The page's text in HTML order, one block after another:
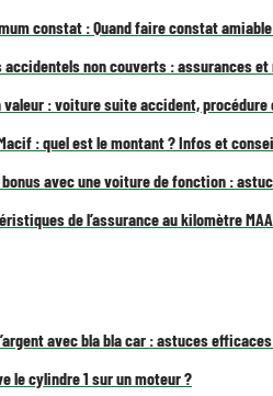
constat : Quand faire constat
accidentels non couverts : assurances
: voiture suite accident,
: quel est le montant ? Infos et
bonus avec une voiture de fonction :
de l’assurance au kilomètre
avec bla bla car : astuces
le cylindre 1 sur un moteur ?